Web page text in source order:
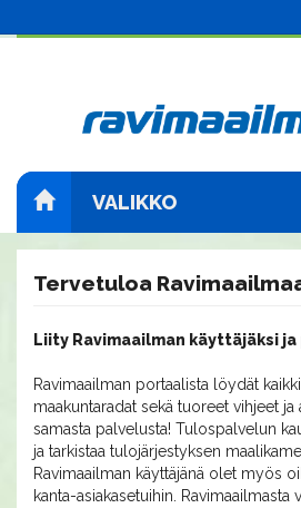
VALIKKO
Tervetuloa
Liity Ravimaailman käyttäjäksi
Ravimaailman portaalista löydät
maakuntaradat sekä tuoreet vihjeet ja
samasta palvelusta! Tulospalvelun
ja tarkistaa tulojärjestyksen
Ravimaailman käyttäjänä olet myös
kanta-asiakasetuihin. Ravimaailmasta